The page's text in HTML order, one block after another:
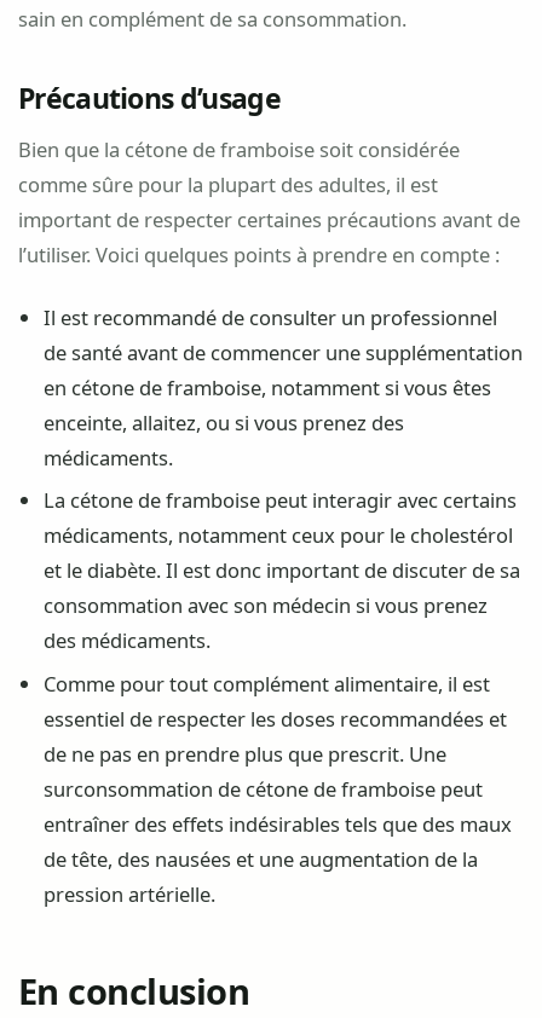
sain en complément de sa consommation.
Précautions d’usage
Bien que la cétone de framboise soit considérée
comme sûre pour la plupart des adultes, il est
important de respecter certaines précautions avant de
l’utiliser. Voici quelques points à prendre en compte :
Il est recommandé de consulter un professionnel
de santé avant de commencer une supplémentation
en cétone de framboise, notamment si vous êtes
enceinte, allaitez, ou si vous prenez des
médicaments.
La cétone de framboise peut interagir avec certains
médicaments, notamment ceux pour le cholestérol
et le diabète. Il est donc important de discuter de sa
consommation avec son médecin si vous prenez
des médicaments.
Comme pour tout complément alimentaire, il est
essentiel de respecter les doses recommandées et
de ne pas en prendre plus que prescrit. Une
surconsommation de cétone de framboise peut
entraîner des effets indésirables tels que des maux
de tête, des nausées et une augmentation de la
pression artérielle.
En conclusion